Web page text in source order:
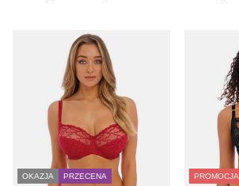
OKAZJA PRZECENA PROMOCJA